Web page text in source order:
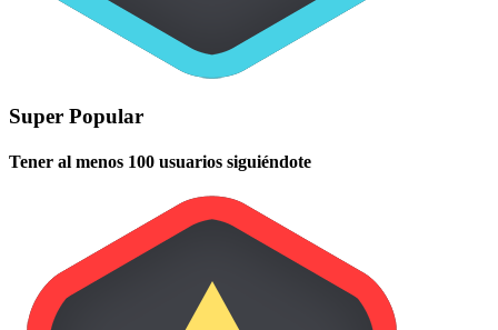
Super Popular
Tener al menos 100 usuarios siguiéndote